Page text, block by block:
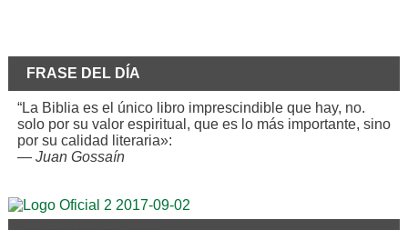
FRASE DEL DÍA
“La Biblia es el único libro imprescindible que hay, no.
solo por su valor espiritual, que es lo más importante, sino
por su calidad literaria»:
— Juan Gossaín